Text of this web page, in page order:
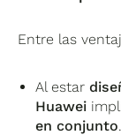
Entre las
Al estar
Huawei
en conjunto.